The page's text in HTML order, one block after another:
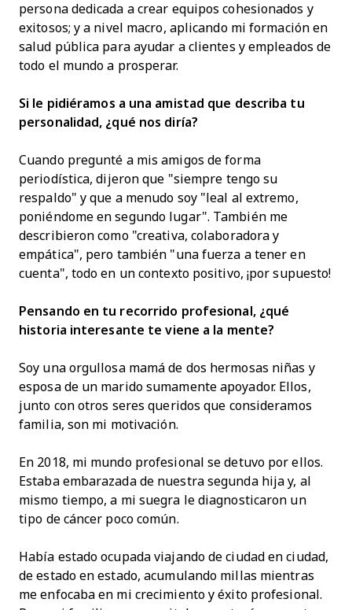
persona dedicada a crear equipos cohesionados y
exitosos; y a nivel macro, aplicando mi formación en
salud pública para ayudar a clientes y empleados de
todo el mundo a prosperar.
Si le pidiéramos a una amistad que describa tu
personalidad, ¿qué nos diría?
Cuando pregunté a mis amigos de forma
periodística, dijeron que "siempre tengo su
respaldo" y que a menudo soy "leal al extremo,
poniéndome en segundo lugar". También me
describieron como "creativa, colaboradora y
empática", pero también "una fuerza a tener en
cuenta", todo en un contexto positivo, ¡por supuesto!
Pensando en tu recorrido profesional, ¿qué
historia interesante te viene a la mente?
Soy una orgullosa mamá de dos hermosas niñas y
esposa de un marido sumamente apoyador. Ellos,
junto con otros seres queridos que consideramos
familia, son mi motivación.
En 2018, mi mundo profesional se detuvo por ellos.
Estaba embarazada de nuestra segunda hija y, al
mismo tiempo, a mi suegra le diagnosticaron un
tipo de cáncer poco común.
Había estado ocupada viajando de ciudad en ciudad,
de estado en estado, acumulando millas mientras
me enfocaba en mi crecimiento y éxito profesional.